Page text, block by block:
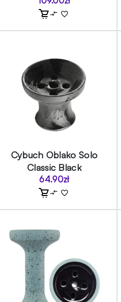
Cybuch Oblako Solo
Classic Black
64.90zł